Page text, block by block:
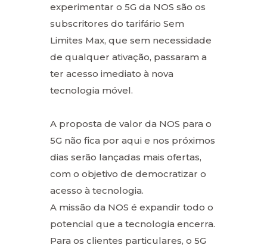
experimentar o 5G da NOS são os
subscritores do tarifário Sem
Limites Max, que sem necessidade
de qualquer ativação, passaram a
ter acesso imediato à nova
tecnologia móvel.
A proposta de valor da NOS para o
5G não fica por aqui e nos próximos
dias serão lançadas mais ofertas,
com o objetivo de democratizar o
acesso à tecnologia.
A missão da NOS é expandir todo o
potencial que a tecnologia encerra.
Para os clientes particulares, o 5G